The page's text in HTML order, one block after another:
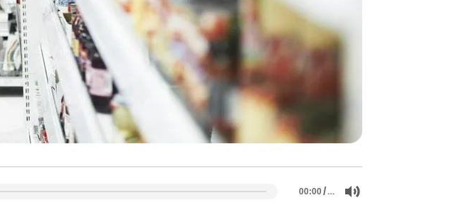
00:00/…